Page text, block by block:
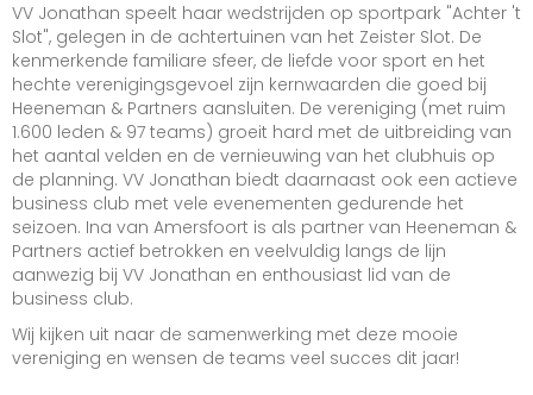
VV Jonathan speelt haar wedstrijden op sportpark "Achter 't
Slot", gelegen in de achtertuinen van het Zeister Slot. De
kenmerkende familiare sfeer, de liefde voor sport en het
hechte verenigingsgevoel zijn kernwaarden die goed bij
Heeneman & Partners aansluiten. De vereniging (met ruim
1.600 leden & 97 teams) groeit hard met de uitbreiding van
het aantal velden en de vernieuwing van het clubhuis op
de planning. VV Jonathan biedt daarnaast ook een actieve
business club met vele evenementen gedurende het
seizoen. Ina van Amersfoort is als partner van Heeneman &
Partners actief betrokken en veelvuldig langs de lijn
aanwezig bij VV Jonathan en enthousiast lid van de
business club.
Wij kijken uit naar de samenwerking met deze mooie
vereniging en wensen de teams veel succes dit jaar!